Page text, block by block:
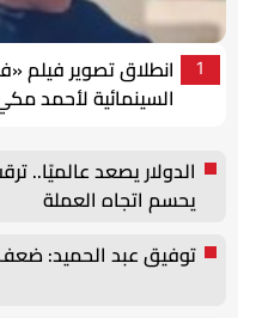
1
انطلاق تصوير فيلم
السينمائية لأحمد
الدولار يصعد عالميًا..
يحسم اتجاه العملة
توفيق عبد الحميد: ضعف